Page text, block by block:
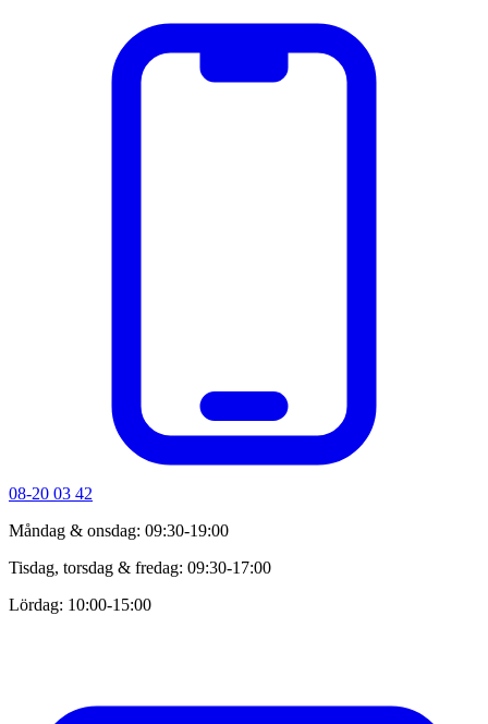
08-20 03 42
Måndag & onsdag: 09:30-19:00
Tisdag, torsdag & fredag: 09:30-17:00
Lördag: 10:00-15:00